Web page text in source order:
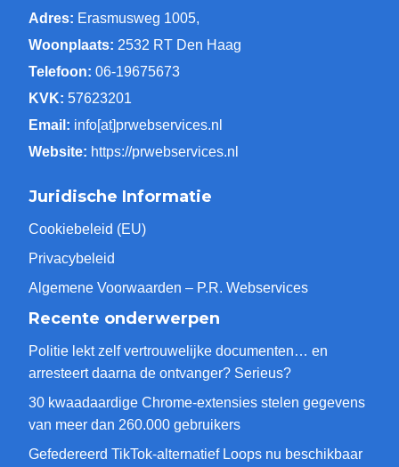
Adres: Erasmusweg 1005,
Woonplaats: 2532 RT Den Haag
Telefoon: 06-19675673
KVK: 57623201
Email: info[at]prwebservices.nl
Website: https://prwebservices.nl
Juridische Informatie
Cookiebeleid (EU)
Privacybeleid
Algemene Voorwaarden – P.R. Webservices
Recente onderwerpen
Politie lekt zelf vertrouwelijke documenten… en
arresteert daarna de ontvanger? Serieus?
30 kwaadaardige Chrome-extensies stelen gegevens
van meer dan 260.000 gebruikers
Gefedereerd TikTok-alternatief Loops nu beschikbaar